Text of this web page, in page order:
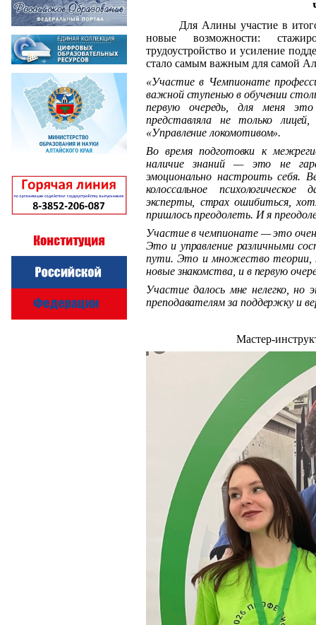
Для Алины участие в
новые возможности:
трудоустройство и усиление
стало самым важным для самой
«Участие в Чемпионате
важной ступенью в обучении
первую очередь, для меня
представляла не только
«Управление локомотивом».
Во время подготовки к
наличие знаний — это не
эмоционально настроить себя.
колоссальное
эксперты, страх ошибиться,
пришлось преодолеть. И я
Участие в чемпионате — это
Это и управление различными
пути. Это и множество теории,
новые знакомства, и в первую
Участие далось мне нелегко,
преподавателям за поддержку и
Мастер-